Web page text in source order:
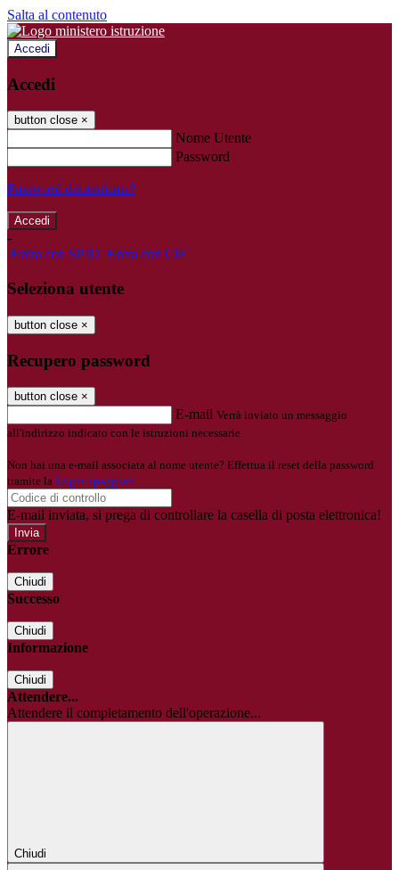
Salta al contenuto
Accedi
Accedi
button close ×
Nome Utente
Password
Password dimenticata?
-
Entra con SPID Entra con CIE
Seleziona utente
button close ×
Recupero password
button close ×
E-mail Verrà inviato un messaggio
all'indirizzo indicato con le istruzioni necessarie.
Non hai una e-mail associata al nome utente? Effettua il reset della password
tramite la Login Spaggiari
E-mail inviata, si prega di controllare la casella di posta elettronica!
Errore
Chiudi
Successo
Chiudi
Informazione
Chiudi
Attendere...
Attendere il completamento dell'operazione...
Chiudi